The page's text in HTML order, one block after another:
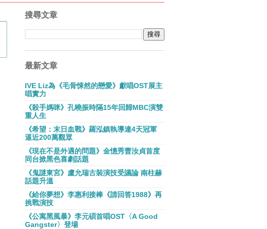
搜尋文章
最新文章
IVE Liz為《毛骨悚然的戀愛》獻唱OST展主
唱實力
《殺手媽咪》孔曉振時隔15年回歸MBC演雙
重人生
《希望：末日血戰》羅泓鎮執導連4天冠軍
逼近200萬觀眾
《現在不是外遇的問題》金憓秀曹汝貞首度
同台掀黑色喜劇話題
《鬼謎東宮》盧允瑞古裝演技受議論 南柱赫
話題升溫
《給你夢想》李惠利接棒《請回答1988》再
挑戰演技
《公寓黑風暴》李元碩首唱OST〈A Good
Gangster〉登場